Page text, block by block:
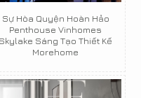
Sự Hòa Quyện Hoàn Hảo
Penthouse Vinhomes
Skylake Sáng Tạo Thiết Kế
Morehome